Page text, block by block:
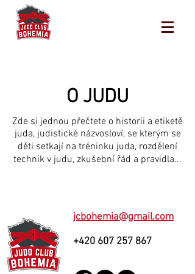
O JUDU
Zde si jednou přečtete o historii a etiketě
juda, judistické názvosloví, se kterým se
děti setkají na tréninku juda, rozdělení
technik v judu, zkušební řád a pravidla...
jcbohemia@gmail.com
+420 607 257 867